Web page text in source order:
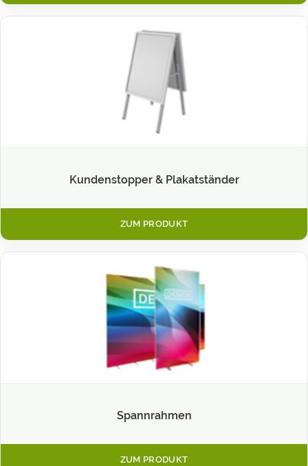
Kundenstopper & Plakatständer
ZUM PRODUKT
Spannrahmen
ZUM PRODUKT